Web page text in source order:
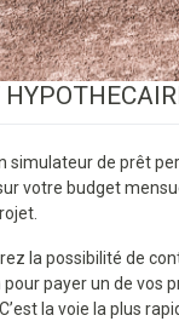
simulateur de prêt
votre budget
la possibilité de
payer un de vos
la voie la plus